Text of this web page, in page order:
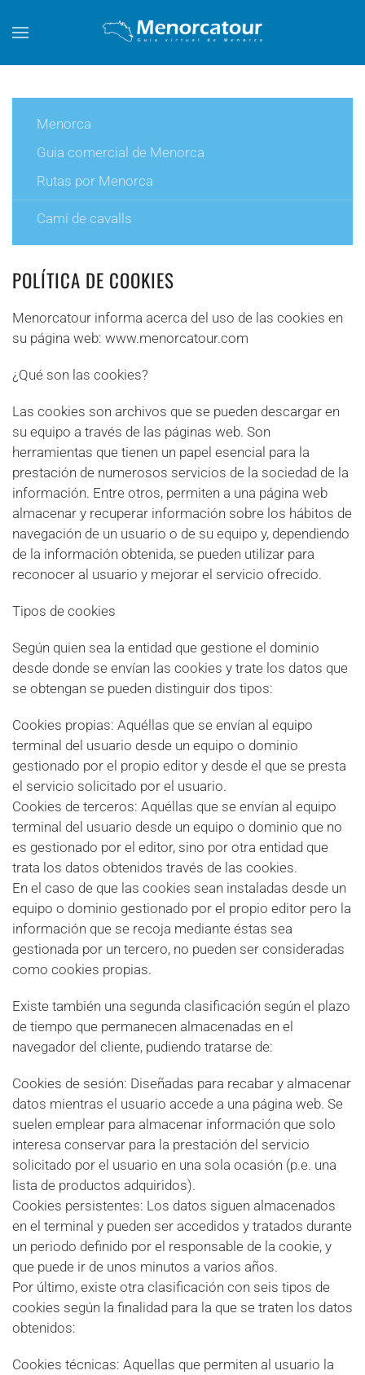
Skip to main content
Menorca
Guia comercial de Menorca
Rutas por Menorca
Camí de cavalls
POLÍTICA DE COOKIES
Menorcatour informa acerca del uso de las cookies en
su página web: www.menorcatour.com
¿Qué son las cookies?
Las cookies son archivos que se pueden descargar en
su equipo a través de las páginas web. Son
herramientas que tienen un papel esencial para la
prestación de numerosos servicios de la sociedad de la
información. Entre otros, permiten a una página web
almacenar y recuperar información sobre los hábitos de
navegación de un usuario o de su equipo y, dependiendo
de la información obtenida, se pueden utilizar para
reconocer al usuario y mejorar el servicio ofrecido.
Tipos de cookies
Según quien sea la entidad que gestione el dominio
desde donde se envían las cookies y trate los datos que
se obtengan se pueden distinguir dos tipos:
Cookies propias: Aquéllas que se envían al equipo
terminal del usuario desde un equipo o dominio
gestionado por el propio editor y desde el que se presta
el servicio solicitado por el usuario.
Cookies de terceros: Aquéllas que se envían al equipo
terminal del usuario desde un equipo o dominio que no
es gestionado por el editor, sino por otra entidad que
trata los datos obtenidos través de las cookies.
En el caso de que las cookies sean instaladas desde un
equipo o dominio gestionado por el propio editor pero la
información que se recoja mediante éstas sea
gestionada por un tercero, no pueden ser consideradas
como cookies propias.
Existe también una segunda clasificación según el plazo
de tiempo que permanecen almacenadas en el
navegador del cliente, pudiendo tratarse de:
Cookies de sesión: Diseñadas para recabar y almacenar
datos mientras el usuario accede a una página web. Se
suelen emplear para almacenar información que solo
interesa conservar para la prestación del servicio
solicitado por el usuario en una sola ocasión (p.e. una
lista de productos adquiridos).
Cookies persistentes: Los datos siguen almacenados
en el terminal y pueden ser accedidos y tratados durante
un periodo definido por el responsable de la cookie, y
que puede ir de unos minutos a varios años.
Por último, existe otra clasificación con seis tipos de
cookies según la finalidad para la que se traten los datos
obtenidos:
Cookies técnicas: Aquellas que permiten al usuario la